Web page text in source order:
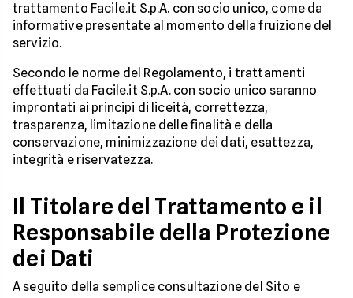
trattamento Facile.it S.p.A. con socio unico, come da
informative presentate al momento della fruizione del
servizio.
Secondo le norme del Regolamento, i trattamenti
effettuati da Facile.it S.p.A. con socio unico saranno
improntati ai principi di liceità, correttezza,
trasparenza, limitazione delle finalità e della
conservazione, minimizzazione dei dati, esattezza,
integrità e riservatezza.
Il Titolare del Trattamento e il
Responsabile della Protezione
dei Dati
A seguito della semplice consultazione del Sito e